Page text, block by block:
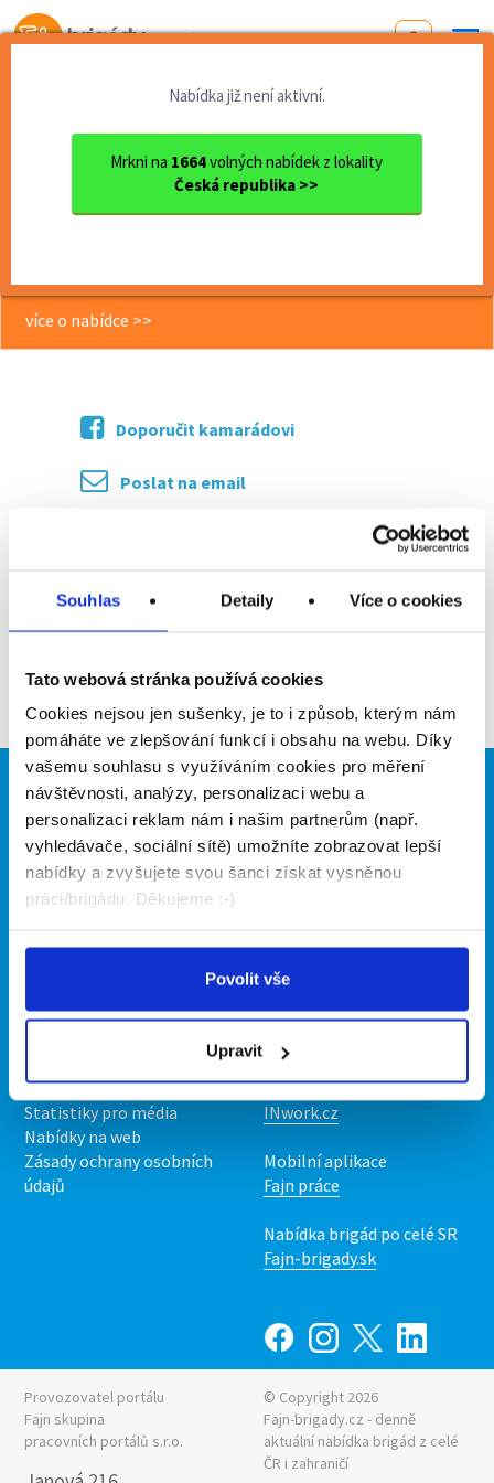
Souhlas Detaily Více o cookies
Tato webová stránka používá cookies
Cookies nejsou jen sušenky, je to i způsob, kterým nám
pomáháte ve zlepšování funkcí i obsahu na webu. Díky
vašemu souhlasu s využíváním cookies pro měření
návštěvnosti, analýzy, personalizaci webu a
personalizaci reklam nám i našim partnerům (např.
vyhledávače, sociální sítě) umožníte zobrazovat lepší
nabídky a zvyšujete svou šanci získat vysněnou
práci/brigádu. Děkujeme :-)
Povolit vše
Upravit
Od první brigády
Nabídka již není aktivní.
Mrkni na 1664volných nabídek z lokality
Česká republika >>
Plzeňský kraj okres Klatovy
Distributor/ka reklamních l...
Distributor/ka reklamních letáků –
více o nabídce >>
Doporučit kamarádovi
Poslat na email
Zpět
Brigádníci
Články
Hledané brigády
Firmy
Vložit inzerát
Ceník
Kontakt
Upravit předvolby cookies
Statistiky pro média
Nabídky na web
Zásady ochrany osobních
údajů
Naše další projekty
Mobilní aplikace
Nabídka práce z celé ČR
INwork.cz
Mobilní aplikace
Fajn práce
Nabídka brigád po celé SR
Fajn-brigady.sk
Provozovatel portálu
Fajn skupina
pracovních portálů s.r.o.
© Copyright 2026
Fajn-brigady.cz - denně
aktuální nabídka brigád z celé
ČR i zahraničí